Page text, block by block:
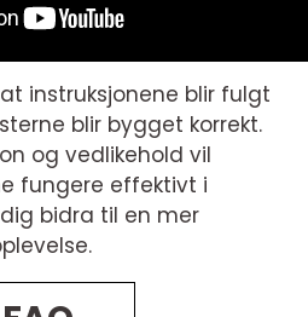
instruksjonene blir fulgt
blir bygget korrekt.
og vedlikehold vil
fungere effektivt i
bidra til en mer